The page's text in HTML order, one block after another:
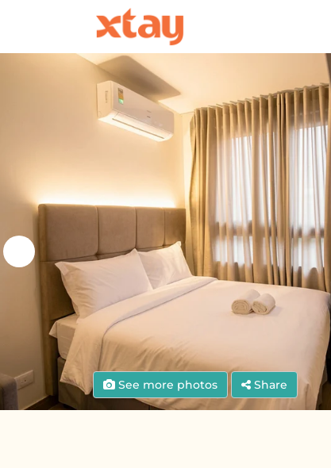
See more photos Share